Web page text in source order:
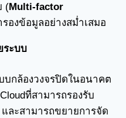
(Multi-factor
องข้อมูลอย่างสม่ำเสมอ
ระบบ
กล้องวงจรปิดในอนาคต
Cloudที่สามารถรองรับ
ละสามารถขยายการจัด